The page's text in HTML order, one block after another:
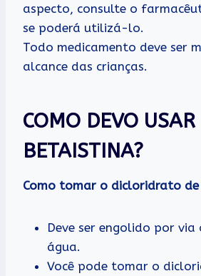
aspecto, consulte o
se poderá utilizá-lo.
Todo medicamento deve ser
alcance das crianças.
COMO DEVO USAR
BETAISTINA?
Como tomar o dicloridrato
Deve ser engolido por via
água.
Você pode tomar o